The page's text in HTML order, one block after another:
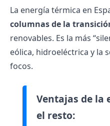
La energía térmica en
columnas de la
renovables. Es la más
eólica, hidroeléctrica y la
focos.
Ventajas de la
el resto: